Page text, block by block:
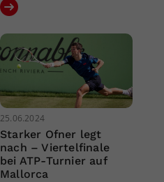
25.06.2024
Starker Ofner legt
nach – Viertelfinale
bei ATP-Turnier auf
Mallorca